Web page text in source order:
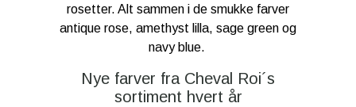
rosetter. Alt sammen i de smukke farver
antique rose, amethyst lilla, sage green og
navy blue.
Nye farver fra Cheval Roi´s
sortiment hvert år